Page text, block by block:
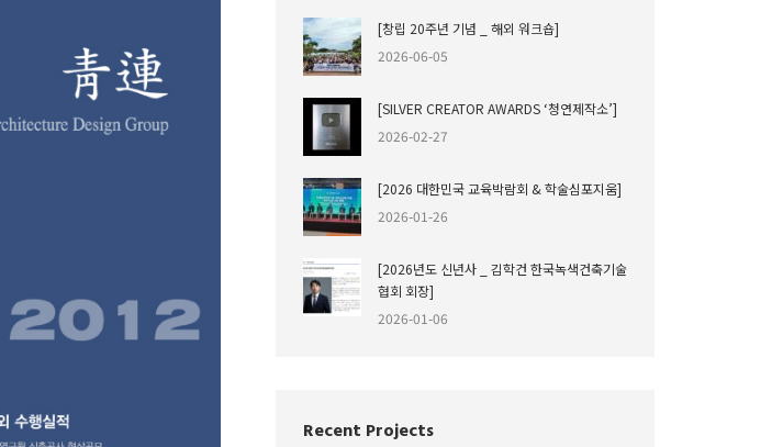
[창립 20주년 기념 _ 해외 워크숍]
2026-06-05
[SILVER CREATOR AWARDS ‘청연제작소’]
2026-02-27
[2026 대한민국 교육박람회 & 학술심포지움]
2026-01-26
[2026년도 신년사 _ 김학건 한국녹색건축기술
협회 회장]
2026-01-06
Recent Projects